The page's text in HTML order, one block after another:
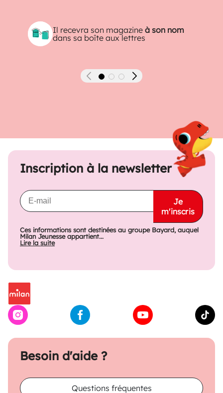
Il recevra son magazineà son nom
dans sa boîte aux lettres
Précédent Suivant
Besoin d'aide ?
Questions fréquentes
Inscription à la newsletter
Je
m'inscris
Ces informations sont destinées au groupe Bayard, auquel
Milan Jeunesse appartient...
Lire la suite